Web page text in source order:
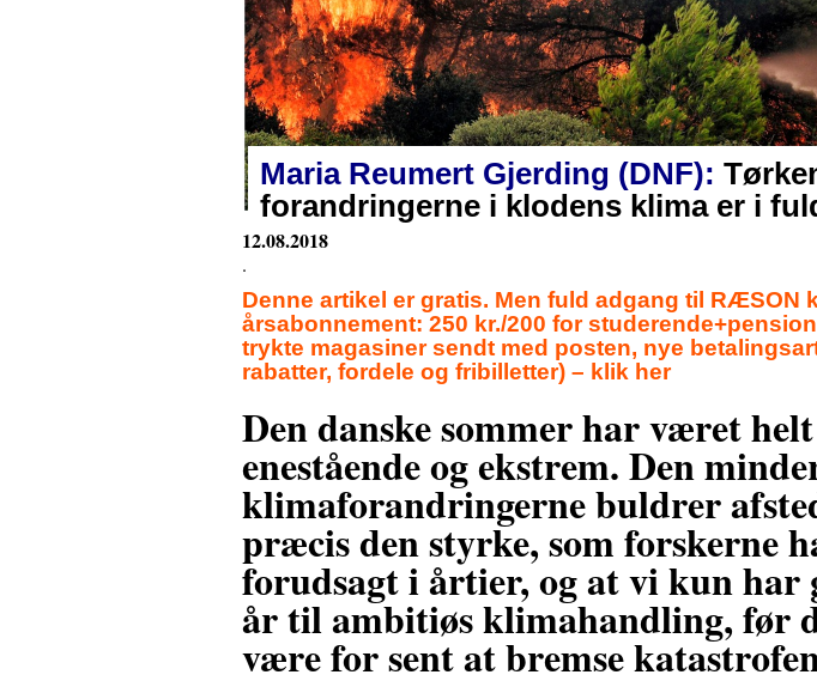
Maria Reumert Gjerding (DNF):
forandringerne i klodens klima er i
12.08.2018
.
Denne artikel er gratis. Men fuld adgang til RÆSON
årsabonnement: 250 kr./200 for
trykte magasiner sendt med posten, nye
rabatter, fordele og fribilletter) – klik her
Den danske sommer har været helt
enestående og ekstrem. Den
klimaforandringerne buldrer
præcis den styrke, som forskerne
forudsagt i årtier, og at vi kun har
år til ambitiøs klimahandling, før
være for sent at bremse